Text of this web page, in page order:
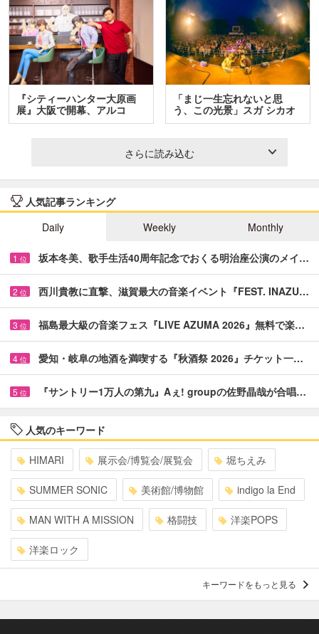
『シティーハンター大原画
展』大阪で開幕、アルコ
＆…
「まじ一生忘れないと思
う、この光景」スガ シカオ
と…
さらに読み込む
人気記事ランキング
Daily
Weekly Monthly
1 位 坂本冬美、歌手生活40周年記念でおくる明治座公演のメイ…
2 位 西川貴教に直撃、滋賀最大の音楽イベント『FEST. INAZU…
3 位 福島最大級の音楽フェス『LIVE AZUMA 2026』無料で楽…
4 位 愛知・岐阜の地酒を満喫する『秋酒祭 2026』チケット一…
5 位 『サントリー1万人の第九』Aぇ! groupの佐野晶哉が合唱…
人気のキーワード
HIMARI 展示会/博覧会/展覧会 堀ちえみ
SUMMER SONIC 美術館/博物館 indigo la End
MAN WITH A MISSION 格闘技 洋楽POPS
洋楽ロック
キーワードをもっと見る